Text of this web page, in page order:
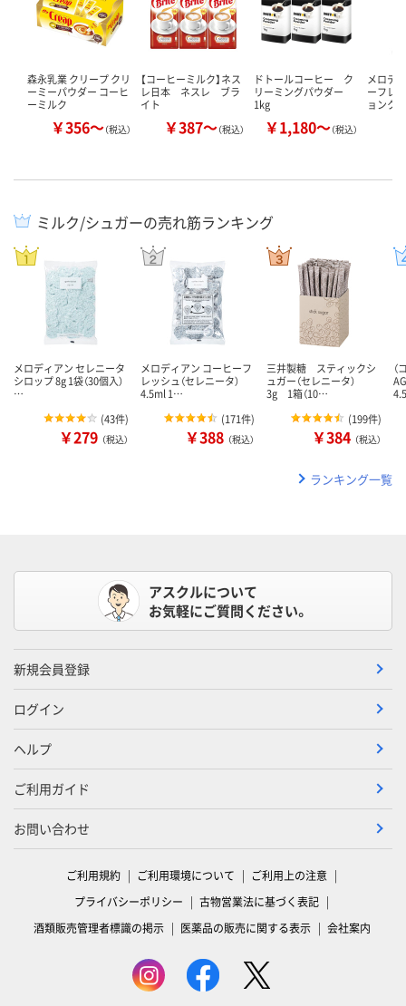
森永乳業 クリープ クリ
ーミーパウダー コーヒ
ーミルク
￥356～（税込）
【コーヒーミルク】ネス
レ日本 ネスレ ブラ
イト
￥387～（税込）
ドトールコーヒー ク
リーミングパウダー
1kg
￥1,180～（税込）
メロデ
ーフレ
ョンク
ミルク/シュガーの売れ筋ランキング
メロディアン セレニータ
シロップ 8g 1袋（30個入）
…
(43件)
￥279 （税込）
メロディアン コーヒーフ
レッシュ（セレニータ）
4.5ml 1…
(171件)
￥388 （税込）
三井製糖 スティックシ
ュガー（セレニータ）
3g 1箱（10…
(199件)
￥384 （税込）
ランキング一覧
アスクルについて
お気軽にご質問ください。
新規会員登録
ログイン
ヘルプ
ご利用ガイド
お問い合わせ
ご利用規約 ご利用環境について
ご利用上の注意
プライバシーポリシー
古物営業法に基づく表記
酒類販売管理者標識の掲示
医薬品の販売に関する表示 会社案内